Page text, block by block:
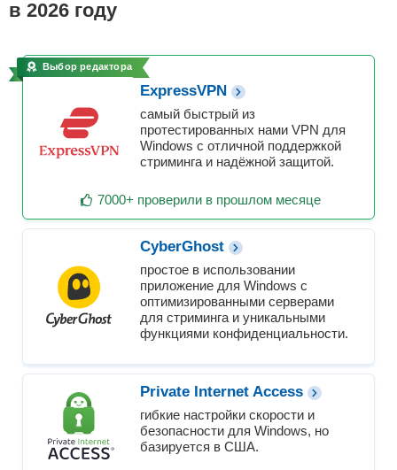
в 2026 году
Выбор редактора
ExpressVPN
самый быстрый из
протестированных нами VPN для
Windows с отличной поддержкой
стриминга и надёжной защитой.
7000+ проверили в прошлом месяце
CyberGhost
простое в использовании
приложение для Windows с
оптимизированными серверами
для стриминга и уникальными
функциями конфиденциальности.
Private Internet Access
гибкие настройки скорости и
безопасности для Windows, но
базируется в США.